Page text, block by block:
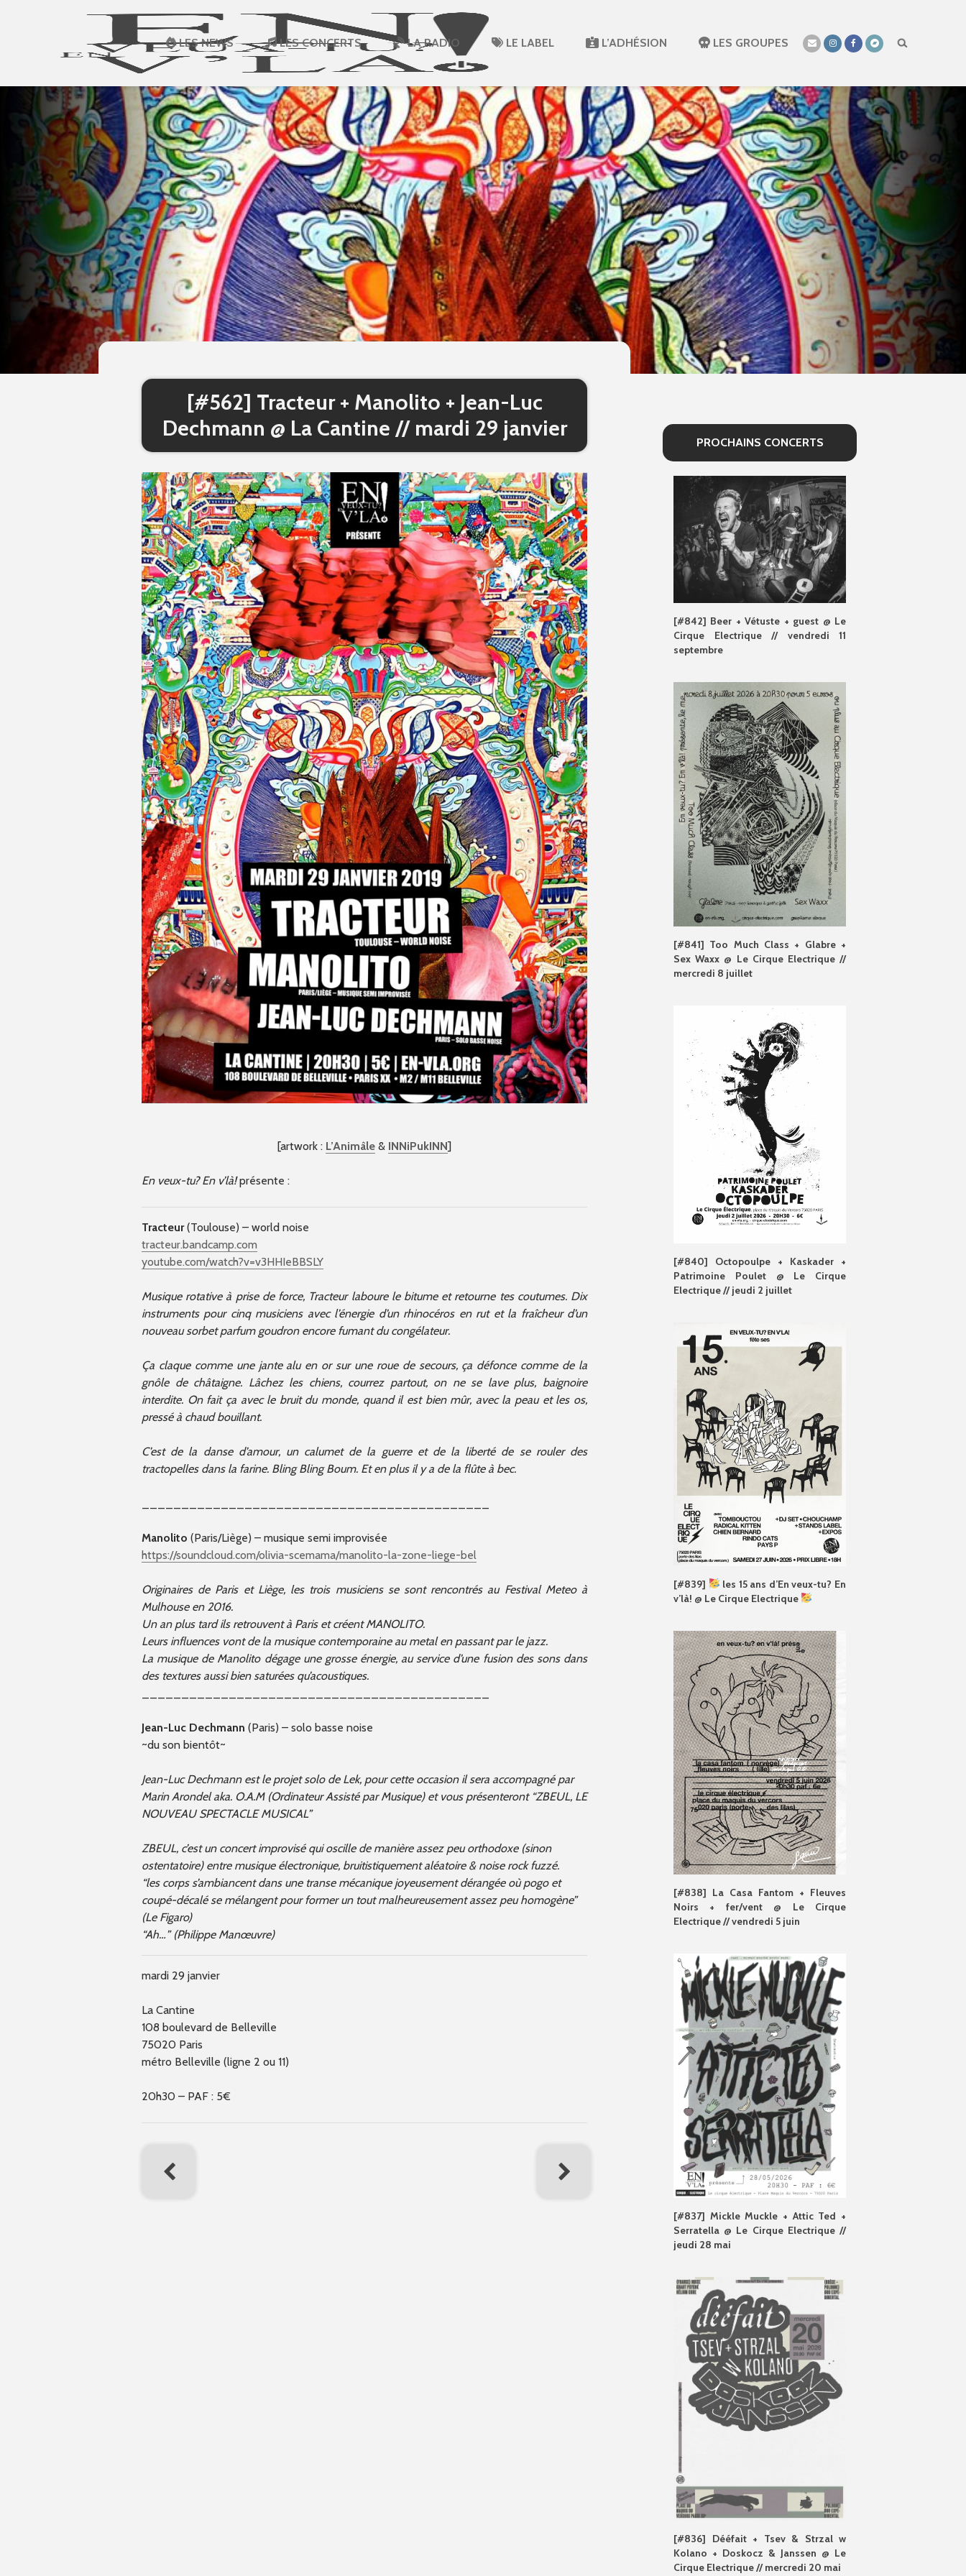
LES NEWS LES CONCERTS LA RADIO LE LABEL L’ADHÉSION LES GROUPES
[#562] Tracteur + Manolito + Jean-Luc
Dechmann @ La Cantine // mardi 29 janvier
[artwork : L’Animâle & INNiPukINN]
En veux-tu? En v’là!présente :
Tracteur(Toulouse) – world noise
tracteur.bandcamp.com
youtube.com/watch?v=v3HHIeBBSLY
Musique rotative à prise de force, Tracteur laboure le bitume et retourne tes coutumes. Dix
instruments pour cinq musiciens avec l’énergie d’un rhinocéros en rut et la fraîcheur d’un
nouveau sorbet parfum goudron encore fumant du congélateur.
Ça claque comme une jante alu en or sur une roue de secours, ça défonce comme de la
gnôle de châtaigne. Lâchez les chiens, courrez partout, on ne se lave plus, baignoire
interdite. On fait ça avec le bruit du monde, quand il est bien mûr, avec la peau et les os,
pressé à chaud bouillant.
C’est de la danse d’amour, un calumet de la guerre et de la liberté de se rouler des
tractopelles dans la farine. Bling Bling Boum. Et en plus il y a de la flûte à bec.
Manolito (Paris/Liège) – musique semi improvisée
https://soundcloud.com/olivia-scemama/manolito-la-zone-liege-bel
Originaires de Paris et Liège, les trois musiciens se sont rencontrés au Festival Meteo à
Mulhouse en 2016.
Un an plus tard ils retrouvent à Paris et créent MANOLITO.
Leurs influences vont de la musique contemporaine au metal en passant par le jazz.
La musique de Manolito dégage une grosse énergie, au service d’une fusion des sons dans
des textures aussi bien saturées qu’acoustiques.
Jean-Luc Dechmann (Paris) – solo basse noise
~du son bientôt~
Jean-Luc Dechmann est le projet solo de Lek, pour cette occasion il sera accompagné par
Marin Arondelaka. O.A.M (Ordinateur Assisté par Musique) et vous présenteront “ZBEUL, LE
NOUVEAU SPECTACLE MUSICAL”
ZBEUL, c’est un concert improvisé qui oscille de manière assez peu orthodoxe (sinon
ostentatoire) entre musique électronique, bruitistiquement aléatoire & noise rock fuzzé.
“les corps s’ambiancent dans une transe mécanique joyeusement dérangée où pogo et
coupé-décalé se mélangent pour former un tout malheureusement assez peu homogène”
(Le Figaro)
“Ah…” (Philippe Manœuvre)
mardi 29 janvier
La Cantine
108 boulevard de Belleville
75020 Paris
métro Belleville (ligne 2 ou 11)
20h30 – PAF : 5€
PROCHAINS CONCERTS
[#842] Beer + Vétuste + guest @ Le
Cirque Electrique // vendredi 11
septembre
[#841] Too Much Class + Glabre +
Sex Waxx @ Le Cirque Electrique //
mercredi 8 juillet
[#840] Octopoulpe + Kaskader +
Patrimoine Poulet @ Le Cirque
Electrique // jeudi 2 juillet
[#839]
les 15 ans d’En veux-tu? En
v’là! @ Le Cirque Electrique
[#838] La Casa Fantom + Fleuves
Noirs + fer/vent @ Le Cirque
Electrique // vendredi 5 juin
[#837] Mickle Muckle + Attic Ted +
Serratella @ Le Cirque Electrique //
jeudi 28 mai
[#836] Dééfait + Tsev & Strzal w
Kolano + Doskocz & Janssen @ Le
Cirque Electrique // mercredi 20 mai